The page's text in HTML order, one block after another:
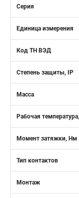
Серия
Единица измерения
Код ТН ВЭД
Степень защиты, IP
Масса
Рабочая
Момент затяжки, Нм
Тип контактов
Монтаж